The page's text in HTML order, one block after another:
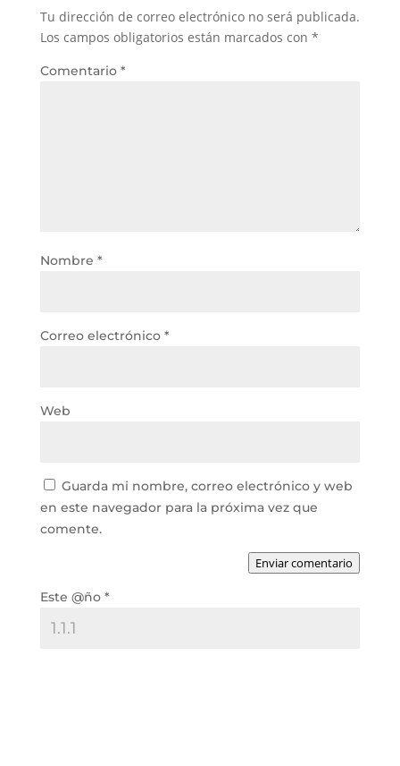
Tu dirección de correo electrónico no será publicada.
Los campos obligatorios están marcados con *
Comentario *
Nombre *
Correo electrónico *
Web
Guarda mi nombre, correo electrónico y web
en este navegador para la próxima vez que
comente.
Enviar comentario
Este @ño *